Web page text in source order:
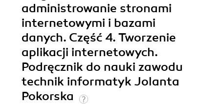
administrowanie stronami
internetowymi i bazami
danych. Część 4. Tworzenie
aplikacji internetowych.
Podręcznik do nauki zawodu
technik informatyk Jolanta
Pokorska